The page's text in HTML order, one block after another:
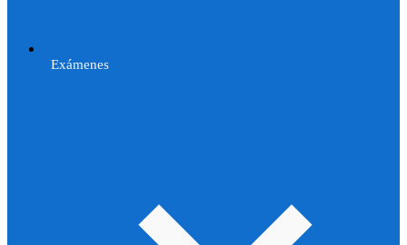
Exámenes